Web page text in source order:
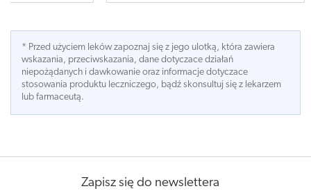
* Przed użyciem leków zapoznaj się z jego ulotką, która zawiera
wskazania, przeciwskazania, dane dotyczace działań
niepożądanych i dawkowanie oraz informacje dotyczace
stosowania produktu leczniczego, bądź skonsultuj się z lekarzem
lub farmaceutą.
Zapisz się do newslettera